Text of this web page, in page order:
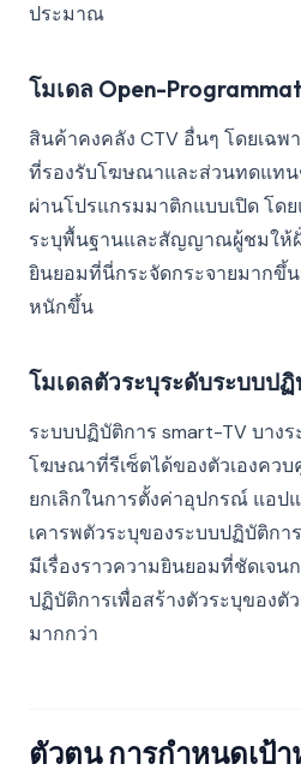
ประมาณ
โมเดล Open-
สินค้าคงคลัง CTV อื่นๆ โดยเฉ
ที่รองรับโฆษณาและส่วนทดแทน
ผ่านโปรแกรมมาติกแบบเปิด โด
ระบุพื้นฐานและสัญญาณผู้ชมให้
ยินยอมที่นี่กระจัดกระจายมากขึ้
หนักขึ้น
โมเดลตัวระบุระดับระบบป
ระบบปฏิบัติการ smart-TV บางร
โฆษณาที่รีเซ็ตได้ของตัวเองคว
ยกเลิกในการตั้งค่าอุปกรณ์ แอป
เคารพตัวระบุของระบบปฏิบัติก
มีเรื่องราวความยินยอมที่ชัดเจน
ปฏิบัติการเพื่อสร้างตัวระบุของตั
มากกว่า
ตัวตน การกำหนดเป้